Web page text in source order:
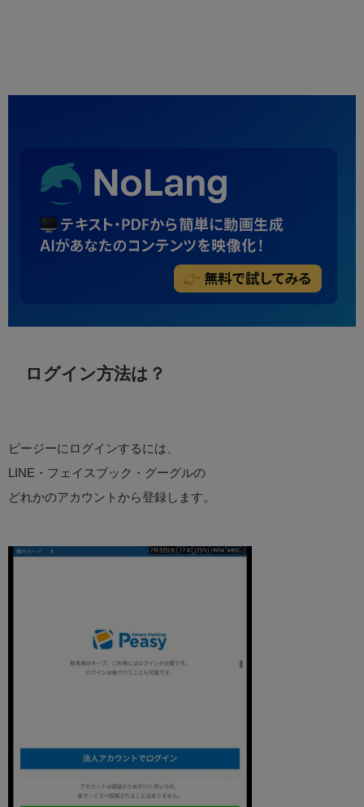
ログイン方法は？
ピージーにログインするには、
LINE・フェイスブック・グーグルの
どれかのアカウントから登録します。